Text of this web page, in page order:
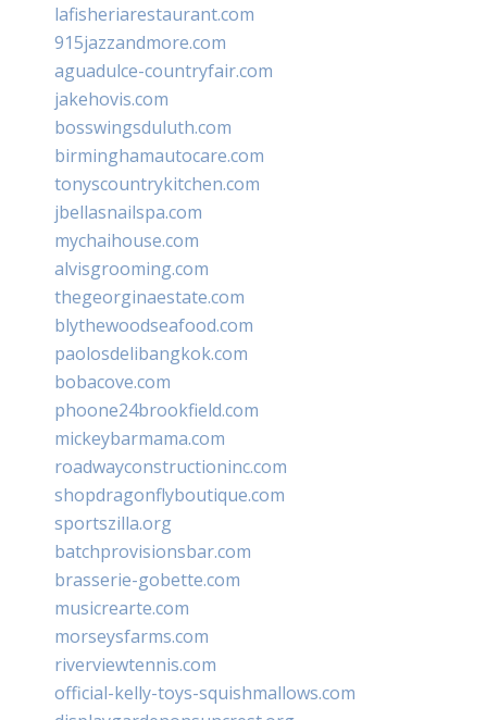
lafisheriarestaurant.com
915jazzandmore.com
aguadulce-countryfair.com
jakehovis.com
bosswingsduluth.com
birminghamautocare.com
tonyscountrykitchen.com
jbellasnailspa.com
mychaihouse.com
alvisgrooming.com
thegeorginaestate.com
blythewoodseafood.com
paolosdelibangkok.com
bobacove.com
phoone24brookfield.com
mickeybarmama.com
roadwayconstructioninc.com
shopdragonflyboutique.com
sportszilla.org
batchprovisionsbar.com
brasserie-gobette.com
musicrearte.com
morseysfarms.com
riverviewtennis.com
official-kelly-toys-squishmallows.com